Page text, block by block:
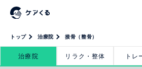
トップ 治療院 接骨（整骨）
治療院 リラク・整体 トレ